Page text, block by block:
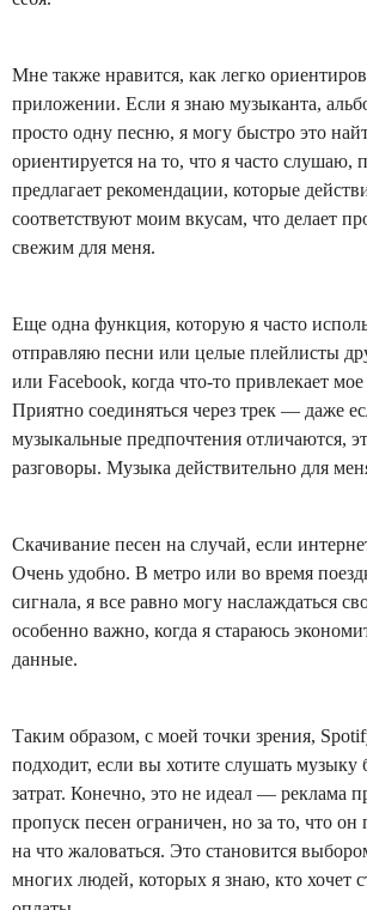
Мне также нравится, как легко
приложении. Если я знаю музыканта,
просто одну песню, я могу быстро это
ориентируется на то, что я часто слушаю,
предлагает рекомендации, которые
соответствуют моим вкусам, что делает
свежим для меня.
Еще одна функция, которую я часто
отправляю песни или целые плейлисты
или Facebook, когда что-то привлекает
Приятно соединяться через трек — даже
музыкальные предпочтения отличаются,
разговоры. Музыка действительно для
Скачивание песен на случай, если
Очень удобно. В метро или во время
сигнала, я все равно могу наслаждаться
особенно важно, когда я стараюсь
данные.
Таким образом, с моей точки зрения,
подходит, если вы хотите слушать музыку
затрат. Конечно, это не идеал — реклама
пропуск песен ограничен, но за то, что он
на что жаловаться. Это становится
многих людей, которых я знаю, кто хочет